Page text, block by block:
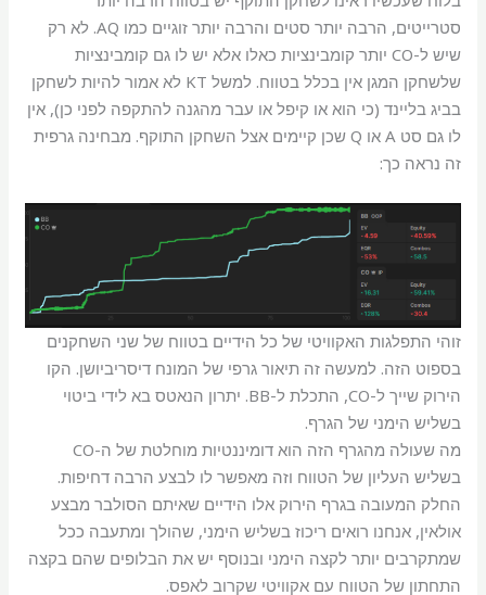
סטרייטים, הרבה יותר סטים והרבה יותר זוגיים כמו AQ. לא רק
שיש ל-CO יותר קומבינציות כאלו אלא יש לו גם קומבינציות
שלשחקן המגן אין בכלל בטווח. למשל KT לא אמור להיות לשחקן
בביג בליינד (כי הוא או קיפל או עבר מהגנה להתקפה לפני כן), אין
לו גם סט A או Q שכן קיימים אצל השחקן התוקף. מבחינה גרפית
זה נראה כך:
זוהי התפלגות האקוויטי של כל הידיים בטווח של שני השחקנים
בספוט הזה. למעשה זה תיאור גרפי של המונח דיסריביושן. הקו
הירוק שייך ל-CO, התכלת ל-BB. יתרון הנאטס בא לידי ביטוי
בשליש הימני של הגרף.
מה שעולה מהגרף הזה הוא דומיננטיות מוחלטת של ה-CO
בשליש העליון של הטווח וזה מאפשר לו לבצע הרבה דחיפות.
החלק המעובה בגרף הירוק אלו הידיים שאיתם הסולבר מבצע
אולאין, אנחנו רואים ריכוז בשליש הימני, שהולך ומתעבה ככל
שמתקרבים יותר לקצה הימני ובנוסף יש את הבלופים שהם בקצה
התחתון של הטווח עם אקוויטי שקרוב לאפס.